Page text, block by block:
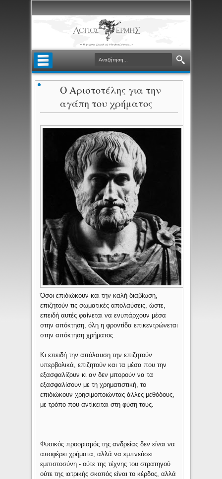
Ο Αριστοτέλης για την
αγάπη του χρήματος
Όσοι επιδιώκουν και την καλή διαβίωση,
επιζητούν τις σωματικές απολαύσεις, ώστε,
επειδή αυτές φαίνεται να ενυπάρχουν μέσα
στην απόκτηση, όλη η φροντίδα επικεντρώνεται
στην απόκτηση χρήματος.
Κι επειδή την απόλαυση την επιζητούν
υπερβολικά, επιζητούν και τα μέσα που την
εξασφαλίζουν κι αν δεν μπορούν να τα
εξασφαλίσουν με τη χρηματιστική, το
επιδιώκουν χρησιμοποιώντας άλλες μεθόδους,
με τρόπο που αντίκειται στη φύση τους.
Φυσικός προορισμός της ανδρείας δεν είναι να
αποφέρει χρήματα, αλλά να εμπνεύσει
εμπιστοσύνη - ούτε της τέχνης του στρατηγού
ούτε της ιατρικής σκοπός είναι το κέρδος, αλλά